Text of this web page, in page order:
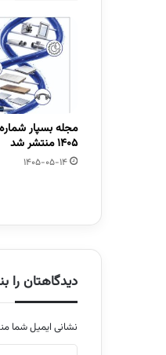
1405 منتشر شد
1405-05-14
دیدگاهتان را
نشانی ایمیل شما